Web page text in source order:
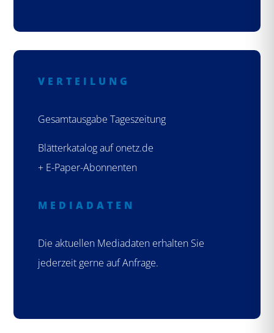
VERTEILUNG
Gesamtausgabe Tageszeitung
Blätterkatalog auf onetz.de
+ E-Paper-Abonnenten
MEDIADATEN
Die aktuellen Mediadaten erhalten Sie
jederzeit gerne auf Anfrage.